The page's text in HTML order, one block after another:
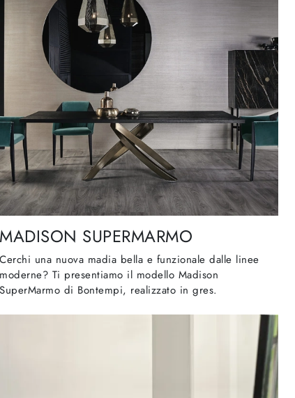
MADISON SUPERMARMO
Cerchi una nuova madia bella e funzionale dalle linee
moderne? Ti presentiamo il modello Madison
SuperMarmo di Bontempi, realizzato in gres.